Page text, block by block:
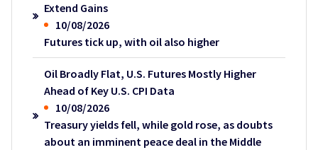
Extend Gains
10/08/2026
Futures tick up, with oil also higher
Oil Broadly Flat, U.S. Futures Mostly Higher
Ahead of Key U.S. CPI Data
10/08/2026
Treasury yields fell, while gold rose, as doubts
about an imminent peace deal in the Middle